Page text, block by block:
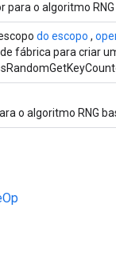
para o algoritmo
do escopo ,
fábrica para criar
o algoritmo RNG